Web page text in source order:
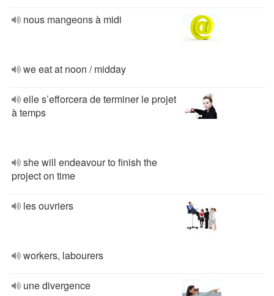
nous mangeons à midi
we eat at noon / midday
elle s’efforcera de terminer le projet
à temps
she will endeavour to finish the
project on time
les ouvriers
workers, labourers
une divergence